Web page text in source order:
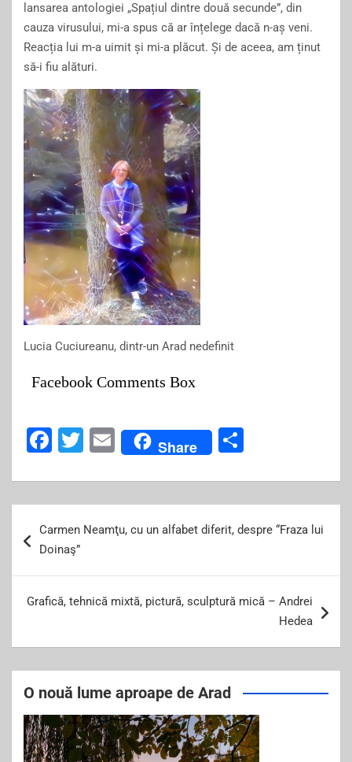
lansarea antologiei „Spațiul dintre două secunde”, din
cauza virusului, mi-a spus că ar înțelege dacă n-aș veni.
Reacția lui m-a uimit și mi-a plăcut. Și de aceea, am ținut
să-i fiu alături.
Lucia Cuciureanu, dintr-un Arad nedefinit
Facebook Comments Box
F
c
b
o
k
T
tt
E
m
ai
Share
ar
navigation
Carmen Neamţu, cu un alfabet diferit, despre “Fraza lui
Doinaş”
Grafică, tehnică mixtă, pictură, sculptură mică – Andrei
Hedea
O nouă lume aproape de Arad